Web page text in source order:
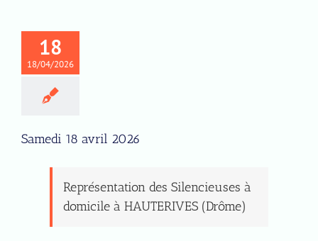
18
18/04/2026
Samedi 18 avril 2026
Représentation des Silencieuses à
domicile à HAUTERIVES (Drôme)